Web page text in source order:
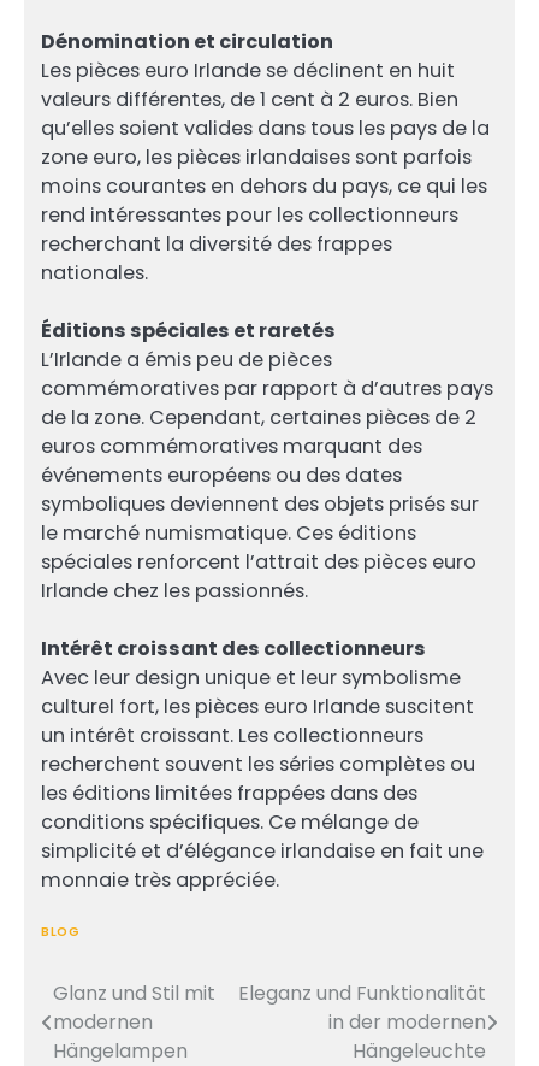
Dénomination et circulation
Les pièces euro Irlande se déclinent en huit
valeurs différentes, de 1 cent à 2 euros. Bien
qu’elles soient valides dans tous les pays de la
zone euro, les pièces irlandaises sont parfois
moins courantes en dehors du pays, ce qui les
rend intéressantes pour les collectionneurs
recherchant la diversité des frappes
nationales.
Éditions spéciales et raretés
L’Irlande a émis peu de pièces
commémoratives par rapport à d’autres pays
de la zone. Cependant, certaines pièces de 2
euros commémoratives marquant des
événements européens ou des dates
symboliques deviennent des objets prisés sur
le marché numismatique. Ces éditions
spéciales renforcent l’attrait des pièces euro
Irlande chez les passionnés.
Intérêt croissant des collectionneurs
Avec leur design unique et leur symbolisme
culturel fort, les pièces euro Irlande suscitent
un intérêt croissant. Les collectionneurs
recherchent souvent les séries complètes ou
les éditions limitées frappées dans des
conditions spécifiques. Ce mélange de
simplicité et d’élégance irlandaise en fait une
monnaie très appréciée.
BLOG
Post
navigation
Glanz und Stil mit
modernen
Hängelampen
Eleganz und Funktionalität
in der modernen
Hängeleuchte